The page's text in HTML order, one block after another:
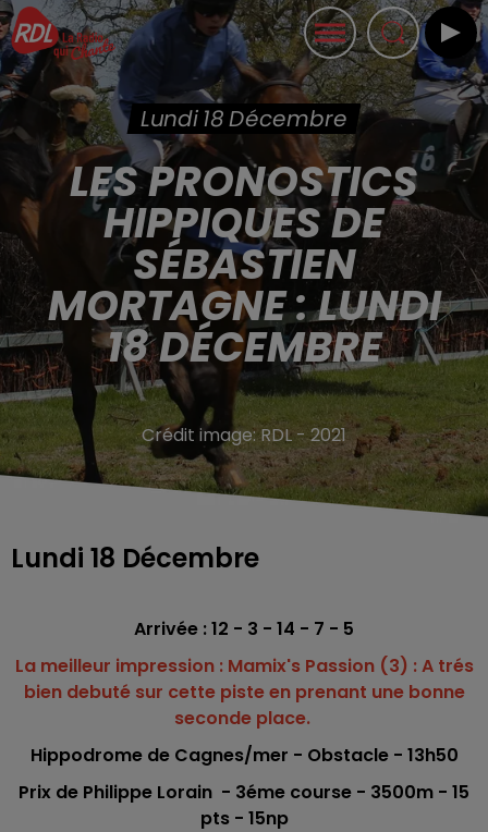
Lundi 18 Décembre
LES PRONOSTICS
HIPPIQUES DE
SÉBASTIEN
MORTAGNE : LUNDI
18 DÉCEMBRE
Crédit image:RDL - 2021
Lundi 18 Décembre
Arrivée : 12 - 3 - 14 - 7 - 5
La meilleur impression : Mamix's Passion (3) : A trés
bien debuté sur cette piste en prenant une bonne
seconde place.
Hippodrome de Cagnes/mer - Obstacle - 13h50
Prix de Philippe Lorain - 3éme course - 3500m - 15
pts - 15np